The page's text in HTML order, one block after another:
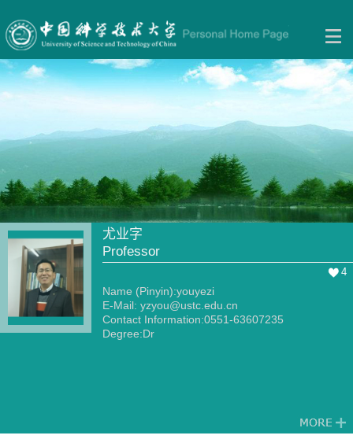
尤业字
Professor
4
Name (Pinyin):youyezi
E-Mail: yzyou@ustc.edu.cn
Contact Information:0551-63607235
Degree:Dr